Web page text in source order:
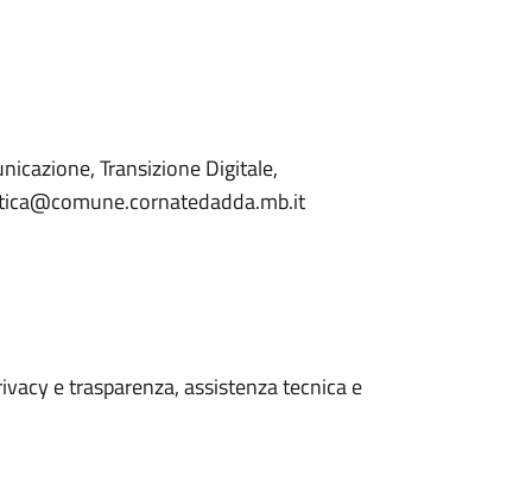
Transizione Digitale,
e trasparenza, assistenza tecnica e